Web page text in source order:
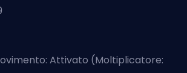
Attivato (Moltiplicatore: